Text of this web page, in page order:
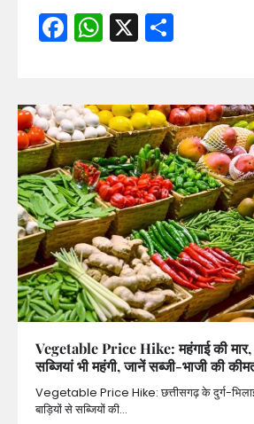
Facebook
WhatsApp
X
Vegetable Price Hike: महंगाई की
सब्जियां भी महंगी, जानें सब्जी-भाजी की
Vegetable Price Hike: छत्तीसगढ़ के दुर्ग-भिलाई
बाड़ियों से सब्जियों की…